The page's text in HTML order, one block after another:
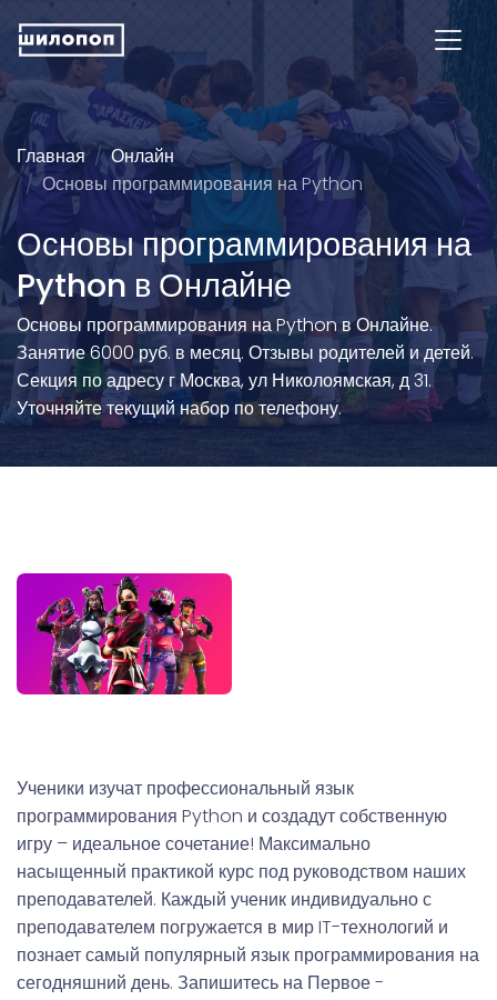
Главная
Онлайн
Основы программирования на Python
Основы программирования на
Python в Онлайне
Основы программирования на Python в Онлайне.
Занятие 6000 руб. в месяц. Отзывы родителей и детей.
Секция по адресу г Москва, ул Николоямская, д 31.
Уточняйте текущий набор по телефону.
Ученики изучат профессиональный язык
программирования Python и создадут собственную
игру – идеальное сочетание! Максимально
насыщенный практикой курс под руководством наших
преподавателей. Каждый ученик индивидуально с
преподавателем погружается в мир IT-технологий и
познает самый популярный язык программирования на
сегодняшний день. Запишитесь на Первое -